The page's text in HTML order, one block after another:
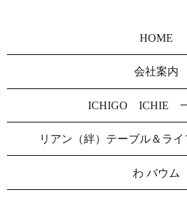
HOME
会社案内
ICHIGO ICHIE
リアン（絆）テーブル＆ラ
わ バウム